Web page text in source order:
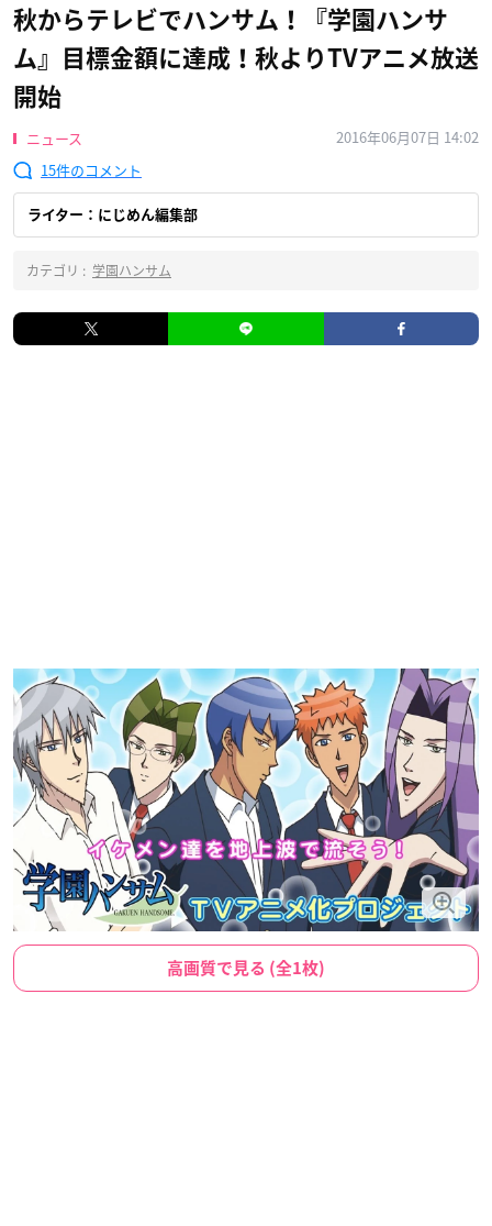
秋からテレビでハンサム！『学園ハンサ
ム』目標金額に達成！秋よりTVアニメ放送
開始
ニュース
2016年06月07日 14:02
15
ライター：にじめん編集部
カテゴリ : 学園ハンサム
高画質で見る (全1枚)